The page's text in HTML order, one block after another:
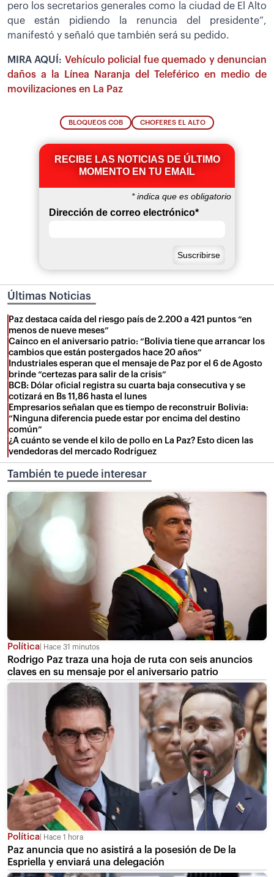
pero los secretarios generales como la ciudad de El Alto
que están pidiendo la renuncia del presidente”,
manifestó y señaló que también será su pedido.
MIRA AQUÍ: Vehículo policial fue quemado y denuncian
daños a la Línea Naranja del Teleférico en medio de
movilizaciones en La Paz
BLOQUEOS COB CHOFERES EL ALTO
RECIBE LAS NOTICIAS DE ÚLTIMO
MOMENTO EN TU EMAIL
*indica que es obligatorio
Dirección de correo electrónico*
Últimas Noticias
Paz destaca caída del riesgo país de 2.200 a 421 puntos “en
menos de nueve meses”
Cainco en el aniversario patrio: “Bolivia tiene que arrancar los
cambios que están postergados hace 20 años”
Industriales esperan que el mensaje de Paz por el 6 de Agosto
brinde “certezas para salir de la crisis”
BCB: Dólar oficial registra su cuarta baja consecutiva y se
cotizará en Bs 11,86 hasta el lunes
Empresarios señalan que es tiempo de reconstruir Bolivia:
“Ninguna diferencia puede estar por encima del destino
común”
¿A cuánto se vende el kilo de pollo en La Paz? Esto dicen las
vendedoras del mercado Rodríguez
También te puede interesar
Política Hace 31 minutos
Rodrigo Paz traza una hoja de ruta con seis anuncios
claves en su mensaje por el aniversario patrio
Política Hace 1 hora
Paz anuncia que no asistirá a la posesión de De la
Espriella y enviará una delegación